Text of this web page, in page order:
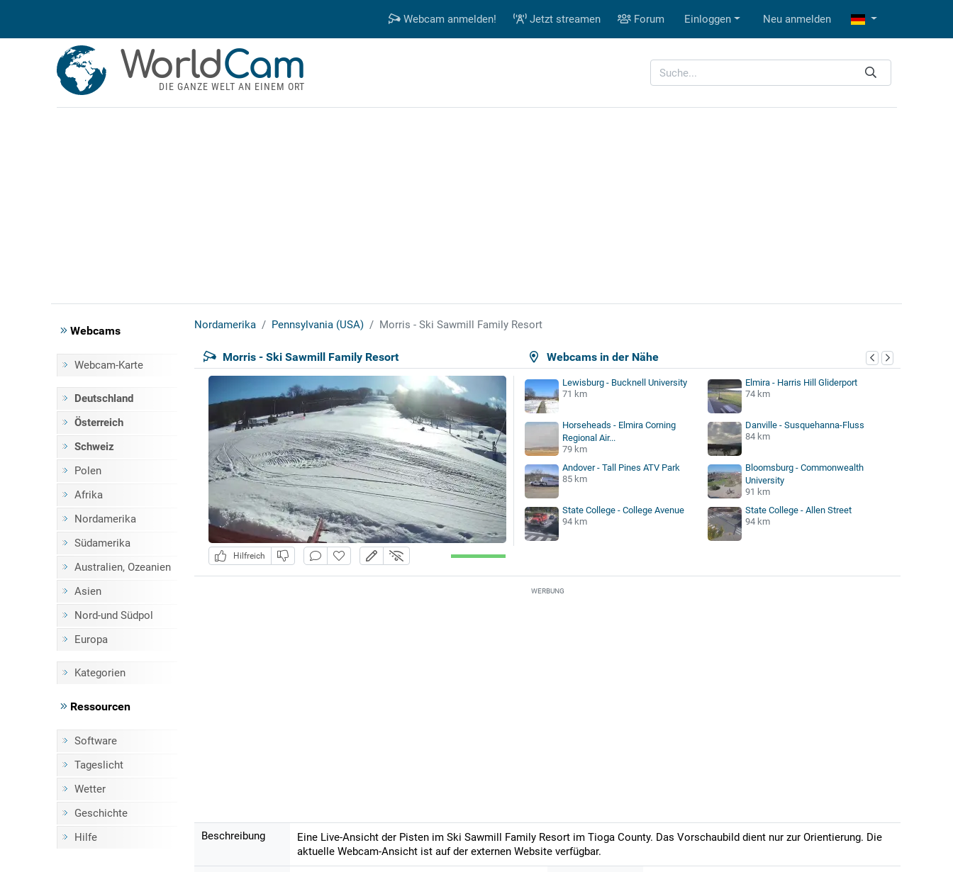
Webcam anmelden! Jetzt streamen Forum Einloggen Neu anmelden
WorldCam
DIE GANZE WELT AN EINEM ORT
Webcams
Webcam-Karte
Deutschland
Österreich
Schweiz
Polen
Afrika
Nordamerika
Südamerika
Australien, Ozeanien
Asien
Nord-und Südpol
Europa
Kategorien
Ressourcen
Software
Tageslicht
Wetter
Geschichte
Hilfe
Nordamerika Pennsylvania (USA) Morris - Ski Sawmill Family Resort
Webcams in der Nähe
Morris - Ski Sawmill Family Resort
Hilfreich
Lewisburg - Bucknell University
71 km
Elmira - Harris Hill Gliderport
74 km
Horseheads - Elmira Corning
Regional Air...
79 km
Danville - Susquehanna-Fluss
84 km
Andover - Tall Pines ATV Park
85 km
Bloomsburg - Commonwealth
University
91 km
State College - College Avenue
94 km
State College - Allen Street
94 km
WERBUNG
Beschreibung
Eine Live-Ansicht der Pisten im Ski Sawmill Family Resort im Tioga County. Das Vorschaubild dient nur zur Orientierung. Die
aktuelle Webcam-Ansicht ist auf der externen Website verfügbar.